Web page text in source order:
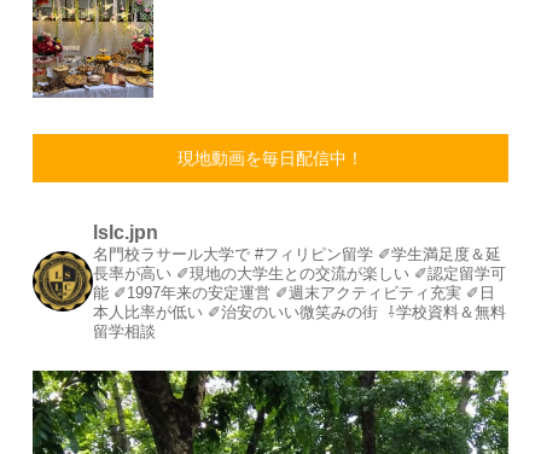
現地動画を毎日配信中！
lslc.jpn
名門校ラサール大学で #フィリピン留学⁡ ⁡✐学生満足度＆延
長率が高い⁡ ✐現地の大学生との交流が楽しい⁡ ✐認定留学可
能⁡ ✐1997年来の安定運営⁡⁡ ✐週末アクティビティ充実⁡ ✐日
本人比率が低い ⁡✐治安のいい微笑みの街⁡ ⇩学校資料＆無料
留学相談